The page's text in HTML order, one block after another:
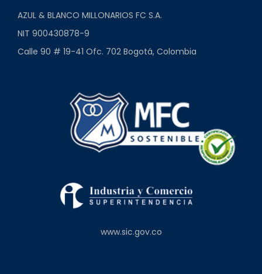
AZUL & BLANCO MILLONARIOS FC S.A.
NIT 900430878-9
Calle 90 # 19-41 Ofc. 702 Bogotá, Colombia
www.sic.gov.co